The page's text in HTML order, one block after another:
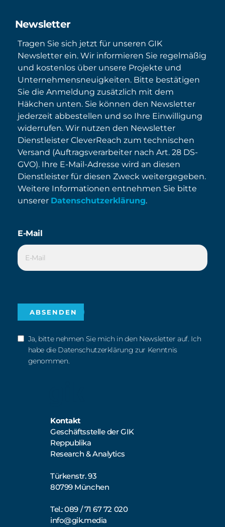
Newsletter
Tragen Sie sich jetzt für unseren GIK
Newsletter ein. Wir informieren Sie regelmäßig
und kostenlos über unsere Projekte und
Unternehmensneuigkeiten. Bitte bestätigen
Sie die Anmeldung zusätzlich mit dem
Häkchen unten. Sie können den Newsletter
jederzeit abbestellen und so Ihre Einwilligung
widerrufen. Wir nutzen den Newsletter
Dienstleister CleverReach zum technischen
Versand (Auftragsverarbeiter nach Art. 28 DS-
GVO). Ihre E-Mail-Adresse wird an diesen
Dienstleister für diesen Zweck weitergegeben.
Weitere Informationen entnehmen Sie bitte
unserer Datenschutzerklärung.
E-Mail
Ja, bitte nehmen Sie mich in den Newsletter auf. Ich
habe die Datenschutzerklärung zur Kenntnis
genommen.
Kontakt
Geschäftsstelle der GIK
Reppublika
Research & Analytics
Türkenstr. 93
80799 München
Tel.: 089 / 71 67 72 020
info@gik.media